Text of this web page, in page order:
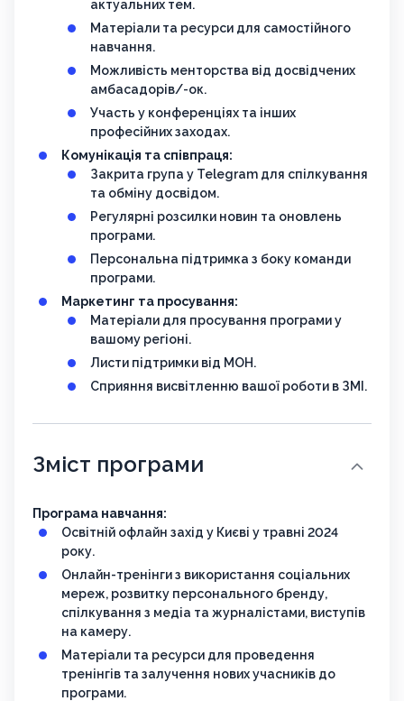
актуальних тем.
Матеріали та ресурси для самостійного
навчання.
Можливість менторства від досвідчених
амбасадорів/-ок.
Участь у конференціях та інших
професійних заходах.
Комунікація та співпраця:
Закрита група у Telegram для спілкування
та обміну досвідом.
Регулярні розсилки новин та оновлень
програми.
Персональна підтримка з боку команди
програми.
Маркетинг та просування:
Матеріали для просування програми у
вашому регіоні.
Листи підтримки від МОН.
Сприяння висвітленню вашої роботи в ЗМІ.
Зміст програми
Програма навчання:
Освітній офлайн захід у Києві у травні 2024
року.
Онлайн-тренінги з використання соціальних
мереж, розвитку персонального бренду,
спілкування з медіа та журналістами, виступів
на камеру.
Матеріали та ресурси для проведення
тренінгів та залучення нових учасників до
програми.